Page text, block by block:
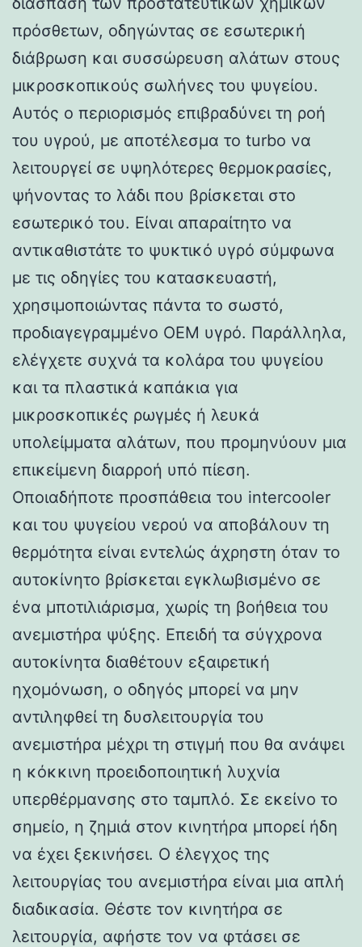
πρόσθετων, οδηγώντας σε εσωτερική
διάβρωση και συσσώρευση αλάτων στους
μικροσκοπικούς σωλήνες του ψυγείου.
Αυτός ο περιορισμός επιβραδύνει τη ροή
του υγρού, με αποτέλεσμα το turbo να
λειτουργεί σε υψηλότερες θερμοκρασίες,
ψήνοντας το λάδι που βρίσκεται στο
εσωτερικό του. Είναι απαραίτητο να
αντικαθιστάτε το ψυκτικό υγρό σύμφωνα
με τις οδηγίες του κατασκευαστή,
χρησιμοποιώντας πάντα το σωστό,
προδιαγεγραμμένο OEM υγρό. Παράλληλα,
ελέγχετε συχνά τα κολάρα του ψυγείου
και τα πλαστικά καπάκια για
μικροσκοπικές ρωγμές ή λευκά
υπολείμματα αλάτων, που προμηνύουν μια
επικείμενη διαρροή υπό πίεση.
Οποιαδήποτε προσπάθεια του intercooler
και του ψυγείου νερού να αποβάλουν τη
θερμότητα είναι εντελώς άχρηστη όταν το
αυτοκίνητο βρίσκεται εγκλωβισμένο σε
ένα μποτιλιάρισμα, χωρίς τη βοήθεια του
ανεμιστήρα ψύξης. Επειδή τα σύγχρονα
αυτοκίνητα διαθέτουν εξαιρετική
ηχομόνωση, ο οδηγός μπορεί να μην
αντιληφθεί τη δυσλειτουργία του
ανεμιστήρα μέχρι τη στιγμή που θα ανάψει
η κόκκινη προειδοποιητική λυχνία
υπερθέρμανσης στο ταμπλό. Σε εκείνο το
σημείο, η ζημιά στον κινητήρα μπορεί ήδη
να έχει ξεκινήσει. Ο έλεγχος της
λειτουργίας του ανεμιστήρα είναι μια απλή
διαδικασία. Θέστε τον κινητήρα σε
λειτουργία, αφήστε τον να φτάσει σε